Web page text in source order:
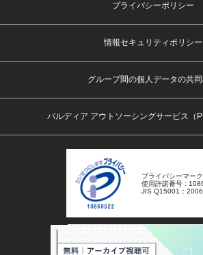
プライバシーポリシー
情報セキュリティポリシー
グループ間の個人データの共同
パルディア アウトソーシングサービス（
プライバシーマーク
使用許諾番号 :
JIS Q15001：